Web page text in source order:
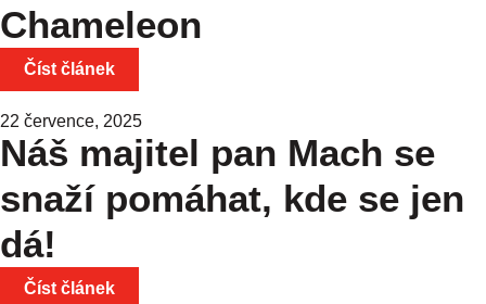
Chameleon
Číst článek
22 července, 2025
Náš majitel pan Mach se
snaží pomáhat, kde se jen
dá!
Číst článek